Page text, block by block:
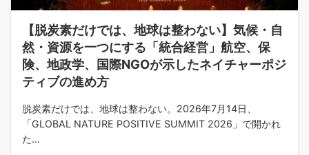
【脱炭素だけでは、地球は整わない】気候・自
然・資源を一つにする「統合経営」航空、保
険、地政学、国際NGOが示したネイチャーポジ
ティブの進め方
脱炭素だけでは、地球は整わない。2026年7月14日、
「GLOBAL NATURE POSITIVE SUMMIT 2026」で開かれ
た…